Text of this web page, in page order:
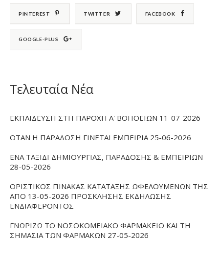
PINTEREST TWITTER FACEBOOK
GOOGLE-PLUS
Τελευταία Νέα
ΕΚΠΑΙΔΕΥΣΗ ΣΤΗ ΠΑΡΟΧΗ Α' ΒΟΗΘΕΙΩΝ 11-07-2026
ΟΤΑΝ Η ΠΑΡΑΔΟΣΗ ΓΙΝΕΤΑΙ ΕΜΠΕΙΡΙΑ 25-06-2026
ΕΝΑ ΤΑΞΙΔΙ ΔΗΜΙΟΥΡΓΙΑΣ, ΠΑΡΑΔΟΣΗΣ & ΕΜΠΕΙΡΙΩΝ
28-05-2026
ΟΡΙΣΤΙΚΟΣ ΠΙΝΑΚΑΣ ΚΑΤΑΤΑΞΗΣ ΩΦΕΛΟΥΜΕΝΩΝ ΤΗΣ
ΑΠΟ 13-05-2026 ΠΡΟΣΚΛΗΣΗΣ ΕΚΔΗΛΩΣΗΣ
ΕΝΔΙΑΦΕΡΟΝΤΟΣ
ΓΝΩΡΙΖΩ ΤΟ ΝΟΣΟΚΟΜΕΙΑΚΟ ΦΑΡΜΑΚΕΙΟ ΚΑΙ ΤΗ
ΣΗΜΑΣΙΑ ΤΩΝ ΦΑΡΜΑΚΩΝ 27-05-2026